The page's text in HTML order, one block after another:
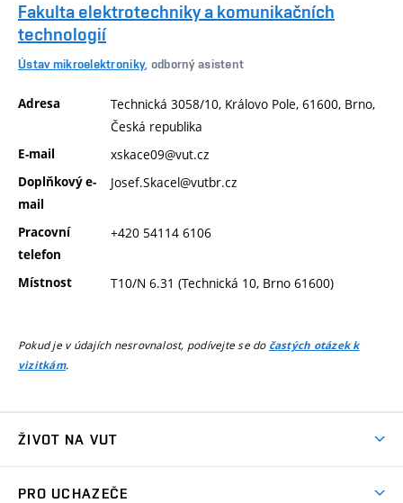
Fakulta elektrotechniky a komunikačních
technologií
Ústav mikroelektroniky, odborný asistent
Adresa
Technická 3058/10, Královo Pole, 61600, Brno,
Česká republika
E-mail xskace09@vut.cz
Doplňkový e-
mail
Josef.Skacel@vutbr.cz
Pracovní
telefon
+420 54114 6106
Místnost T10/N 6.31 (Technická 10, Brno 61600)
Pokud je v údajích nesrovnalost, podívejte se do častých otázek k
vizitkám.
ŽIVOT NA VUT
PRO UCHAZEČE